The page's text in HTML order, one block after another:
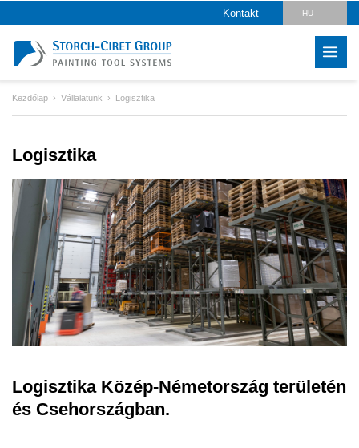
Kontakt HU
LV
IT
FR
ES
Kezdőlap Vállalatunk Logisztika
Logisztika
Logisztika Közép-Németország területén
és Csehországban.